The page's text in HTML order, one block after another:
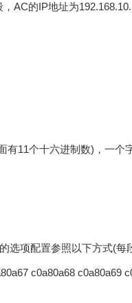
的IP地址为
11个十六进制数)，一个字
项配置参照以下方式(每
c0a80a68 c0a80a69